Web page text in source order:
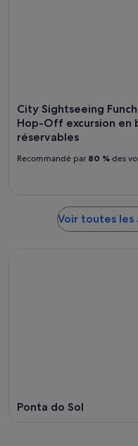
City Sightseeing
Hop-Off excursion en
réservables
Recommandé par 80 % des
Voir toutes les
Ponta do Sol